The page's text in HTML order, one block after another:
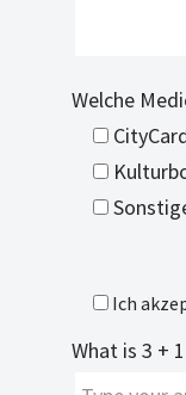
Welche
Ich
What is 3 + 1